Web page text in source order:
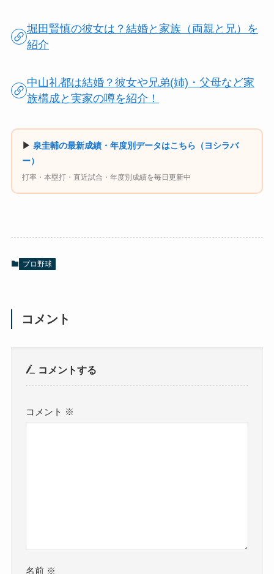
堀田賢慎の彼女は？結婚と家族（両親と兄）を
紹介
中山礼都は結婚？彼女や兄弟(姉)・父母など家
族構成と実家の噂を紹介！
▶ 泉圭輔の最新成績・年度別データはこちら（ヨシラバ
ー）
打率・本塁打・直近試合・年度別成績を毎日更新中
プロ野球
コメント
コメントする
コメント ※
名前 ※